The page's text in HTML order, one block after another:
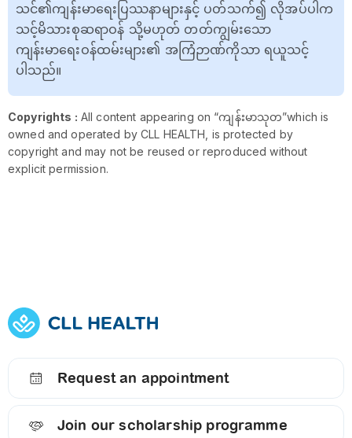
သင်၏ကျန်းမာရေးပြဿနာများနှင့် ပတ်သက်၍ လိုအပ်ပါက
သင့်မိသားစုဆရာဝန် သို့မဟုတ် တတ်ကျွမ်းသော
ကျန်းမာရေးဝန်ထမ်းများ၏ အကြံဉာဏ်ကိုသာ ရယူသင့်
ပါသည်။
Copyrights : All content appearing on “ကျန်းမာသုတ”which is
owned and operated by CLL HEALTH, is protected by
copyright and may not be reused or reproduced without
explicit permission.
Request an appointment
Join our scholarship programme